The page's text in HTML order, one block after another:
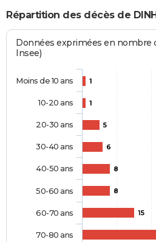
Répartition des décès de
Données exprimées en nombre
Insee)
1
1
5
6
8
8
15
Moins de 10 ans
10-20 ans
20-30 ans
30-40 ans
40-50 ans
50-60 ans
60-70 ans
70-80 ans